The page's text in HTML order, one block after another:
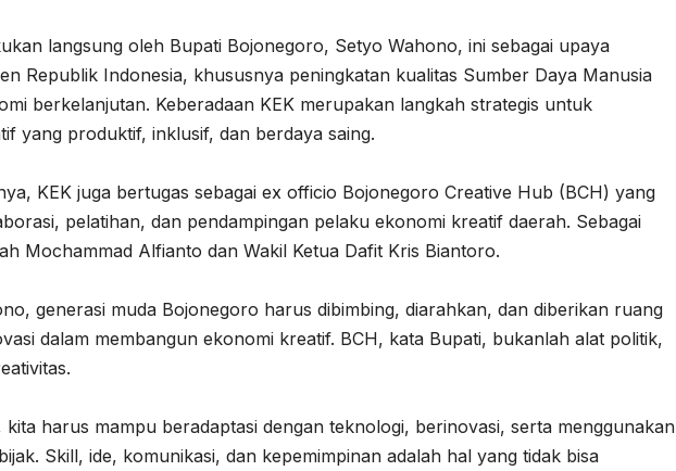
langsung oleh Bupati Bojonegoro, Setyo Wahono, ini sebagai upaya
Republik Indonesia, khususnya peningkatan kualitas Sumber Daya Manusia
berkelanjutan. Keberadaan KEK merupakan langkah strategis untuk
yang produktif, inklusif, dan berdaya saing.
KEK juga bertugas sebagai ex officio Bojonegoro Creative Hub (BCH) yang
pelatihan, dan pendampingan pelaku ekonomi kreatif daerah. Sebagai
Mochammad Alfianto dan Wakil Ketua Dafit Kris Biantoro.
generasi muda Bojonegoro harus dibimbing, diarahkan, dan diberikan ruang
dalam membangun ekonomi kreatif. BCH, kata Bupati, bukanlah alat politik,
kita harus mampu beradaptasi dengan teknologi, berinovasi, serta menggunakan
Skill, ide, komunikasi, dan kepemimpinan adalah hal yang tidak bisa